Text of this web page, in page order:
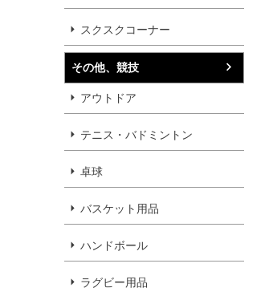
スクスクコーナー
その他、競技
アウトドア
テニス・バドミントン
卓球
バスケット用品
ハンドボール
ラグビー用品